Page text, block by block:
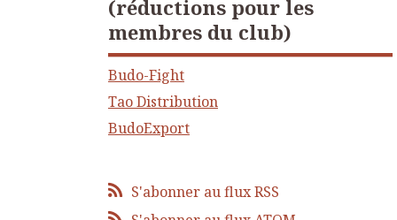
(réductions pour les
membres du club)
Budo-Fight
Tao Distribution
BudoExport
S'abonner au flux RSS